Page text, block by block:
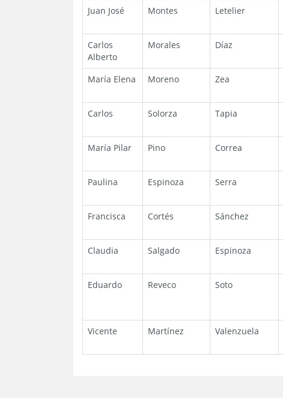
Juan José
Montes Letelier
Carlos
Alberto
Morales Díaz
María Elena
Moreno Zea
Carlos
Solorza Tapia
María Pilar
Pino Correa
Paulina
Espinoza Serra
Francisca
Cortés Sánchez
Claudia
Salgado Espinoza
Eduardo
Reveco Soto
Vicente
Martínez Valenzuela